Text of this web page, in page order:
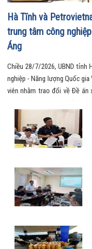
Hà Tĩnh và
trung tâm công
Áng
Chiều 28/7/2026, UBND tỉnh
nghiệp - Năng lượng Quốc
viên nhằm trao đổi về Đề án
trọng, mở ra định hướng